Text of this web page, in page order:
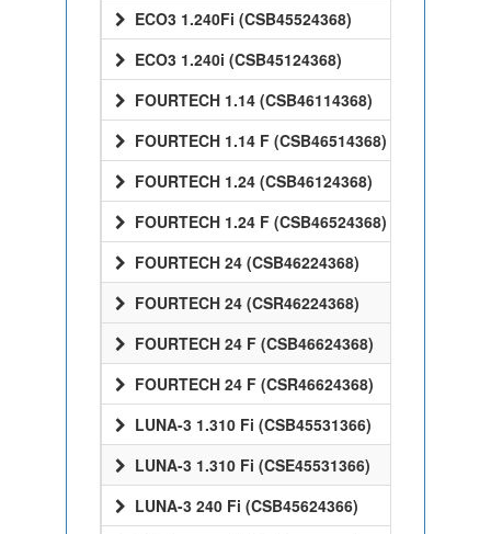
ECO3 1.240Fi (CSB45524368)
ECO3 1.240i (CSB45124368)
FOURTECH 1.14 (CSB46114368)
FOURTECH 1.14 F (CSB46514368)
FOURTECH 1.24 (CSB46124368)
FOURTECH 1.24 F (CSB46524368)
FOURTECH 24 (CSB46224368)
FOURTECH 24 (CSR46224368)
FOURTECH 24 F (CSB46624368)
FOURTECH 24 F (CSR46624368)
LUNA-3 1.310 Fi (CSB45531366)
LUNA-3 1.310 Fi (CSE45531366)
LUNA-3 240 Fi (CSB45624366)